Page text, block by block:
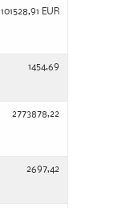
101528,91 EUR
1454,69
2773878,22
2697,42